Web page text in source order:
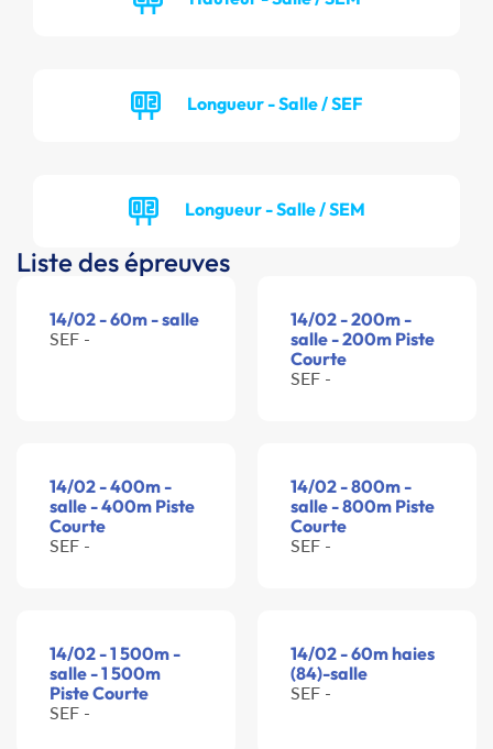
Longueur - Salle / SEF
Longueur - Salle / SEM
Liste des épreuves
14/02 - 60m - salle
SEF -
14/02 - 200m -
salle - 200m Piste
Courte
SEF -
14/02 - 400m -
salle - 400m Piste
Courte
SEF -
14/02 - 800m -
salle - 800m Piste
Courte
SEF -
14/02 - 1 500m -
salle - 1 500m
Piste Courte
SEF -
14/02 - 60m haies
(84)-salle
SEF -